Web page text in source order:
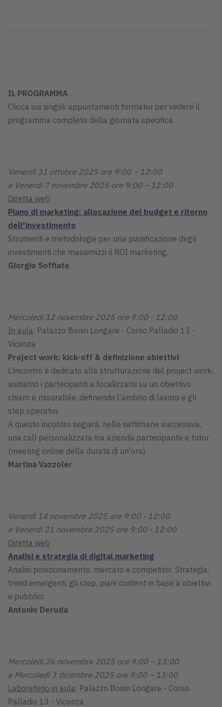
IL PROGRAMMA
Clicca sui singoli appuntamenti formativi per vedere il
programma completo della giornata specifica.
Venerdì 31 ottobre 2025 ore 9:00 – 12:00
e Venerdì 7 novembre 2025 ore 9:00 – 12:00
Diretta web
Piano di marketing: allocazione del budget e ritorno
dell'investimento
Strumenti e metodologie per una pianificazione degli
investimenti che massimizzi il ROI marketing.
Giorgio Soffiato
Mercoledì 12 novembre 2025 ore 9:00 - 12:00
In aula : Palazzo Bonin Longare - Corso Palladio 13 -
Vicenza
Project work: kick-off & definizione obiettivi
L'incontro è dedicato alla strutturazione del project work:
aiutiamo i partecipanti a focalizzarsi su un obiettivo
chiaro e misurabile, definendo l’ambito di lavoro e gli
step operativi.
A questo incontro seguirà, nelle settimane successive,
una call personalizzata tra azienda partecipante e tutor
(meeting online della durata di un'ora).
Martina Vazzoler
Venerdì 14 novembre 2025 ore 9:00 - 12:00
e Venerdì 21 novembre 2025 ore 9:00 - 12:00
Diretta web
Analisi e strategia di digital marketing
Analisi posizionamento, mercato e competitor. Strategia:
trend emergenti, gli step, piani content in base a obiettivi
e pubblici.
Antonio Deruda
Mercoledì 26 novembre 2025 ore 9:00 – 13:00
e Mercoledì 3 dicembre 2025 ore 9:00 – 13:00
Laboratorio in aula : Palazzo Bonin Longare - Corso
Palladio 13 - Vicenza